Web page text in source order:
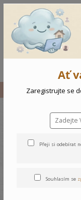
Vše Kojenecká
souprava
Ať
Zaregistrujte se
Přeji si odebírat
Souhlasím se